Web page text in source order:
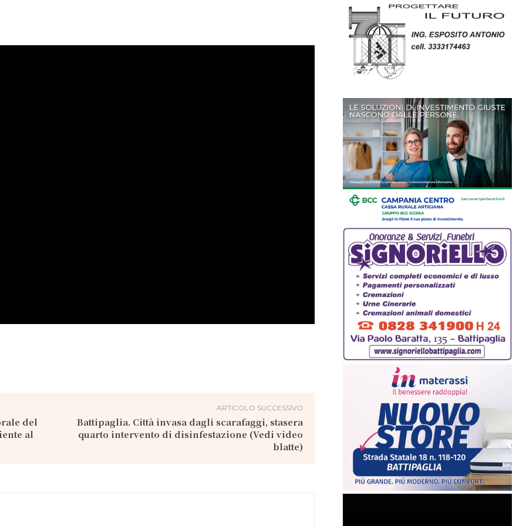
del
al
ARTICOLO SUCCESSIVO
Battipaglia. Città invasa dagli scarafaggi, stasera
quarto intervento di disinfestazione (Vedi video
blatte)